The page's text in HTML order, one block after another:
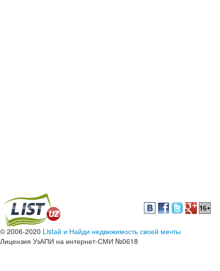
© 2006-2020 Listай и Найди недвижимость своей мечты
Лицензия УзАПИ на интернет-СМИ №0618